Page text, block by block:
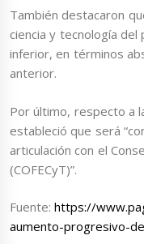
También destacaron
ciencia y tecnología del
inferior, en términos
anterior.
Por último, respecto a
estableció que será
articulación con el
(COFECyT)”.
Fuente:https://
aumento-progresivo-